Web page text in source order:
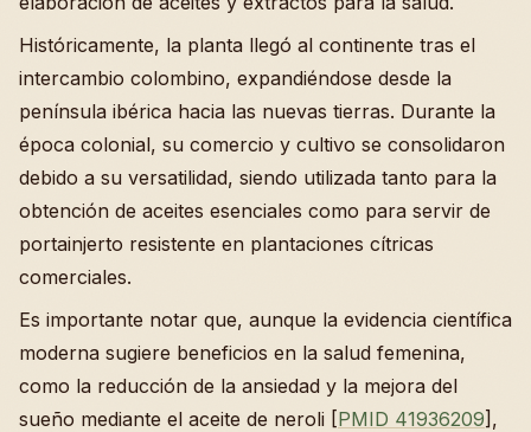
Históricamente, la planta llegó al continente tras el
intercambio colombino, expandiéndose desde la
península ibérica hacia las nuevas tierras. Durante la
época colonial, su comercio y cultivo se consolidaron
debido a su versatilidad, siendo utilizada tanto para la
obtención de aceites esenciales como para servir de
portainjerto resistente en plantaciones cítricas
comerciales.
Es importante notar que, aunque la evidencia científica
moderna sugiere beneficios en la salud femenina,
como la reducción de la ansiedad y la mejora del
sueño mediante el aceite de neroli [PMID 41936209],